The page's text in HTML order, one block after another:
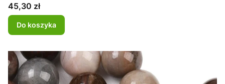
Cena
45,30 zł
Do koszyka